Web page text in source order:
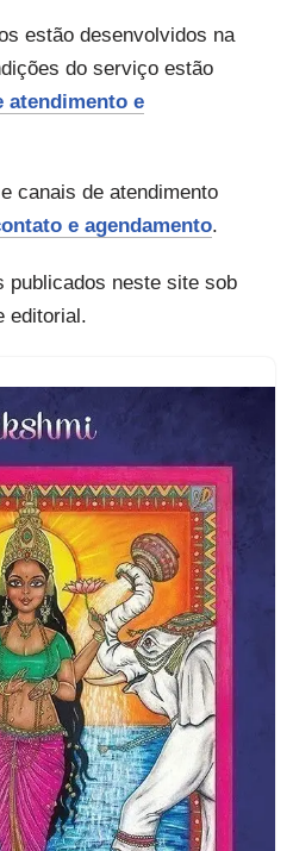
estão desenvolvidos na
do serviço estão
atendimento e
canais de atendimento
e agendamento.
publicados neste site sob
editorial.